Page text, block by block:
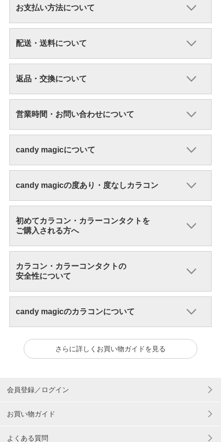
お支払い方法について
配送・送料について
返品・交換について
営業時間・お問い合わせについて
candy magicについて
candy magicの度あり・度なしカラコン
初めてカラコン・カラーコンタクトを
ご購入される方へ
カラコン・カラーコンタクトの
安全性について
candy magicのカラコンについて
さらに詳しくお買い物ガイドを見る
会員登録／ログイン
お買い物ガイド
よくある質問